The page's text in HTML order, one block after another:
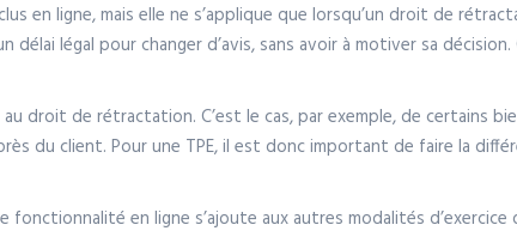
en ligne, mais elle ne s’applique que lorsqu’un droit de
délai légal pour changer d’avis, sans avoir à motiver sa
droit de rétractation. C’est le cas, par exemple, de certains
du client. Pour une TPE, il est donc important de faire la
en ligne s’ajoute aux autres modalités